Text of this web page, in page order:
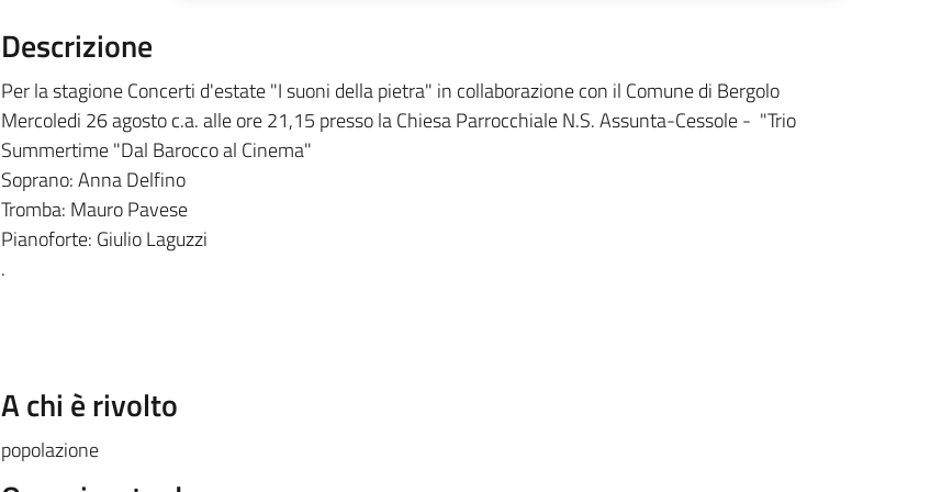
Descrizione
Per la stagione Concerti d'estate "I suoni della pietra" in collaborazione con il Comune di Bergolo
Mercoledi 26 agosto c.a. alle ore 21,15 presso la Chiesa Parrocchiale N.S. Assunta-Cessole - "Trio
Summertime "Dal Barocco al Cinema"
Soprano: Anna Delfino
Tromba: Mauro Pavese
Pianoforte: Giulio Laguzzi
.
A chi è rivolto
popolazione